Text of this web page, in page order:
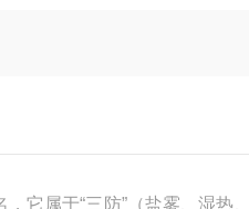
它属于“三防”（盐雾、湿热